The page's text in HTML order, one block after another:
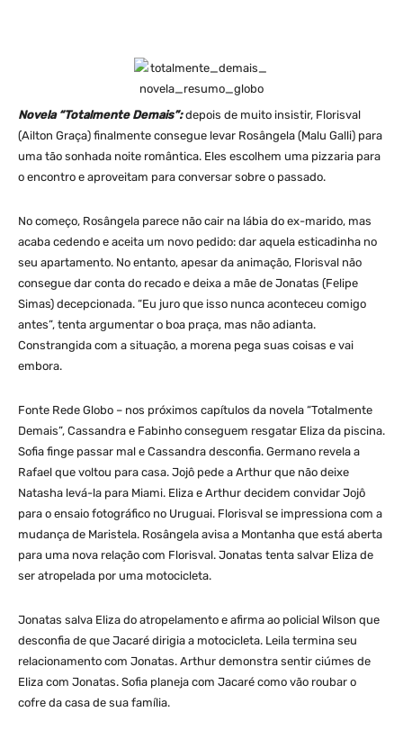
Novela “Totalmente Demais”:depois de muito insistir, Florisval
(Ailton Graça) finalmente consegue levar Rosângela (Malu Galli) para
uma tão sonhada noite romântica. Eles escolhem uma pizzaria para
o encontro e aproveitam para conversar sobre o passado.
No começo, Rosângela parece não cair na lábia do ex-marido, mas
acaba cedendo e aceita um novo pedido: dar aquela esticadinha no
seu apartamento. No entanto, apesar da animação, Florisval não
consegue dar conta do recado e deixa a mãe de Jonatas (Felipe
Simas) decepcionada. “Eu juro que isso nunca aconteceu comigo
antes”, tenta argumentar o boa praça, mas não adianta.
Constrangida com a situação, a morena pega suas coisas e vai
embora.
Fonte Rede Globo – nos próximos capítulos da novela “Totalmente
Demais”, Cassandra e Fabinho conseguem resgatar Eliza da piscina.
Sofia finge passar mal e Cassandra desconfia. Germano revela a
Rafael que voltou para casa. Jojô pede a Arthur que não deixe
Natasha levá-la para Miami. Eliza e Arthur decidem convidar Jojô
para o ensaio fotográfico no Uruguai. Florisval se impressiona com a
mudança de Maristela. Rosângela avisa a Montanha que está aberta
para uma nova relação com Florisval. Jonatas tenta salvar Eliza de
ser atropelada por uma motocicleta.
Jonatas salva Eliza do atropelamento e afirma ao policial Wilson que
desconfia de que Jacaré dirigia a motocicleta. Leila termina seu
relacionamento com Jonatas. Arthur demonstra sentir ciúmes de
Eliza com Jonatas. Sofia planeja com Jacaré como vão roubar o
cofre da casa de sua família.